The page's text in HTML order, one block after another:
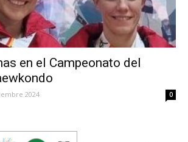
en el Campeonato del
2024 0